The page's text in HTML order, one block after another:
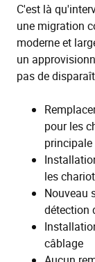
C'est là
une migration
moderne et
un
pas de
pour les
principale
les
Nouveau
détection
câblage